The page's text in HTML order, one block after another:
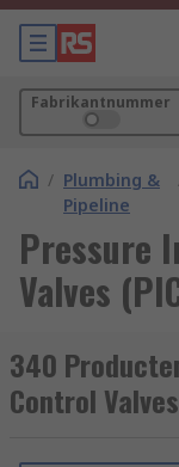
Fabrikantnummer
/ Plumbing &
Pipeline
Pressure
Valves
340
Control